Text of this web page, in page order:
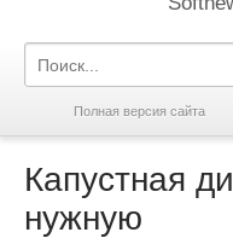
Полная версия сайта
Капустная
нужную